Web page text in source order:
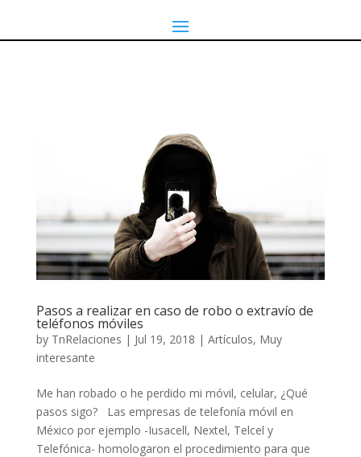
Pasos a realizar en caso de robo o extravío de
teléfonos móviles
by TnRelaciones | Jul 19, 2018 | Artículos, Muy
interesante
Me han robado o he perdido mi móvil, celular, ¿Qué
pasos sigo? Las empresas de telefonía móvil en
México por ejemplo -Iusacell, Nextel, Telcel y
Telefónica- homologaron el procedimiento para que